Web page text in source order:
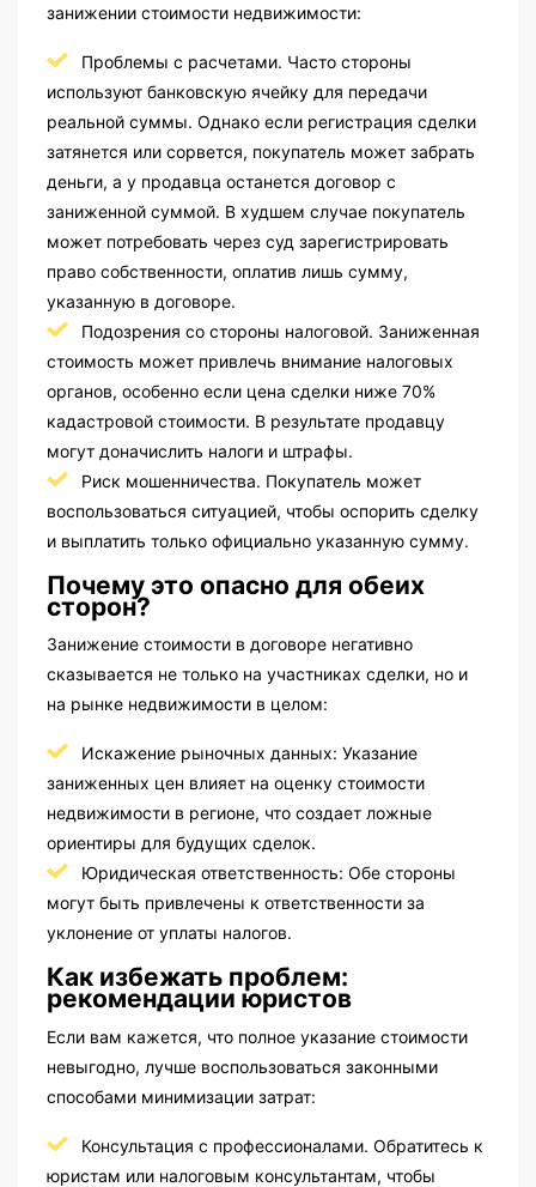
занижении стоимости недвижимости:
Проблемы с расчетами. Часто стороны
используют банковскую ячейку для передачи
реальной суммы. Однако если регистрация сделки
затянется или сорвется, покупатель может забрать
деньги, а у продавца останется договор с
заниженной суммой. В худшем случае покупатель
может потребовать через суд зарегистрировать
право собственности, оплатив лишь сумму,
указанную в договоре.
Подозрения со стороны налоговой. Заниженная
стоимость может привлечь внимание налоговых
органов, особенно если цена сделки ниже 70%
кадастровой стоимости. В результате продавцу
могут доначислить налоги и штрафы.
Риск мошенничества. Покупатель может
воспользоваться ситуацией, чтобы оспорить сделку
и выплатить только официально указанную сумму.
Почему это опасно для обеих
сторон?
Занижение стоимости в договоре негативно
сказывается не только на участниках сделки, но и
на рынке недвижимости в целом:
Искажение рыночных данных: Указание
заниженных цен влияет на оценку стоимости
недвижимости в регионе, что создает ложные
ориентиры для будущих сделок.
Юридическая ответственность: Обе стороны
могут быть привлечены к ответственности за
уклонение от уплаты налогов.
Как избежать проблем:
рекомендации юристов
Если вам кажется, что полное указание стоимости
невыгодно, лучше воспользоваться законными
способами минимизации затрат:
Консультация с профессионалами. Обратитесь к
юристам или налоговым консультантам, чтобы